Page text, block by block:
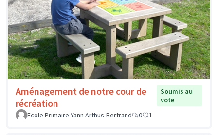
Aménagement de notre cour de
récréation
Soumis au
vote
Ecole Primaire Yann Arthus-Bertrand
0 1